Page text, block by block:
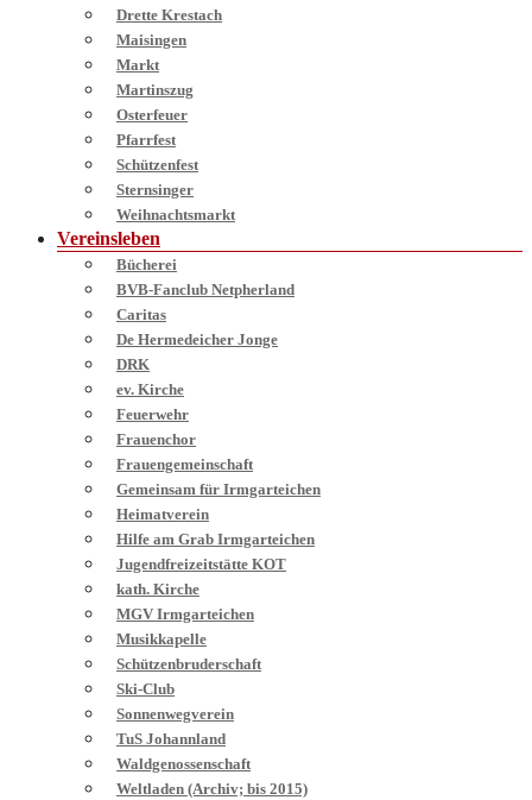
Drette Krestach
Maisingen
Markt
Martinszug
Osterfeuer
Pfarrfest
Schützenfest
Sternsinger
Weihnachtsmarkt
Vereinsleben
Bücherei
BVB-Fanclub Netpherland
Caritas
De Hermedeicher Jonge
DRK
ev. Kirche
Feuerwehr
Frauenchor
Frauengemeinschaft
Gemeinsam für Irmgarteichen
Heimatverein
Hilfe am Grab Irmgarteichen
Jugendfreizeitstätte KOT
kath. Kirche
MGV Irmgarteichen
Musikkapelle
Schützenbruderschaft
Ski-Club
Sonnenwegverein
TuS Johannland
Waldgenossenschaft
Weltladen (Archiv; bis 2015)